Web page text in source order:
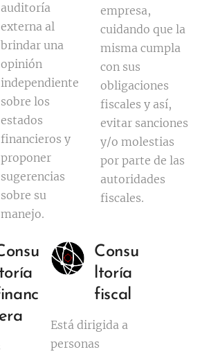
auditoría
externa al
brindar una
opinión
independiente
sobre los
estados
financieros y
proponer
sugerencias
sobre su
manejo.
empresa,
cuidando que la
misma cumpla
con sus
obligaciones
fiscales y así,
evitar sanciones
y/o molestias
por parte de las
autoridades
fiscales.
Consu
ltoría
fiscal
Está dirigida a
personas